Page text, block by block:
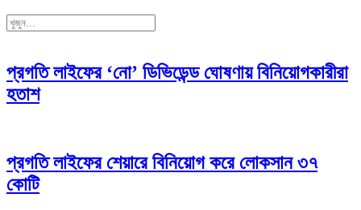
প্রগতি লাইফের ‘নো’ ডিভিডেন্ড ঘোষণায় বিনিয়োগকারীরা
হতাশ
প্রগতি লাইফের শেয়ারে বিনিয়োগ করে লোকসান ৩৭
কোটি